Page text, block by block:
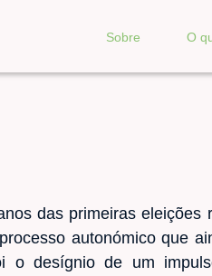
Sobre O
das primeiras eleições
autonómico que
o desígnio de um